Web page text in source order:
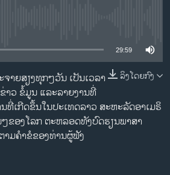
29:59
ລິງໂດຍກົງ
າຍສຽງ​ທຸກໆ​ວັນ ​ເປັນ​ເວລາ
າວ ຂໍ້​ມູນ ​ແລະ​ລາຍ​ງານ​ທີ່​
ທີ່​ເກີດ​ຂຶ້ນ​ໃນ​ປະ​ເທດ​ລາວ ສະຫະລັດ​ອ​າ​ເມ​ຣິ​
ຂອງ​ໂລກ ຕະຫລອດ​ທັງ​ບົດຮຽນ​ພາສາ​
າມ​ຄຳ​ຂໍ​ຂອງ​ທ່ານ​ຜູ້​ຟັງ